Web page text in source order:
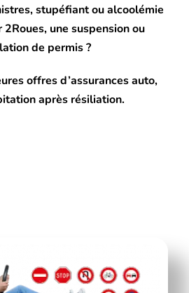
stupéfiant ou alcoolémie
une suspension ou
de permis ?
offres d’assurances auto,
après résiliation.